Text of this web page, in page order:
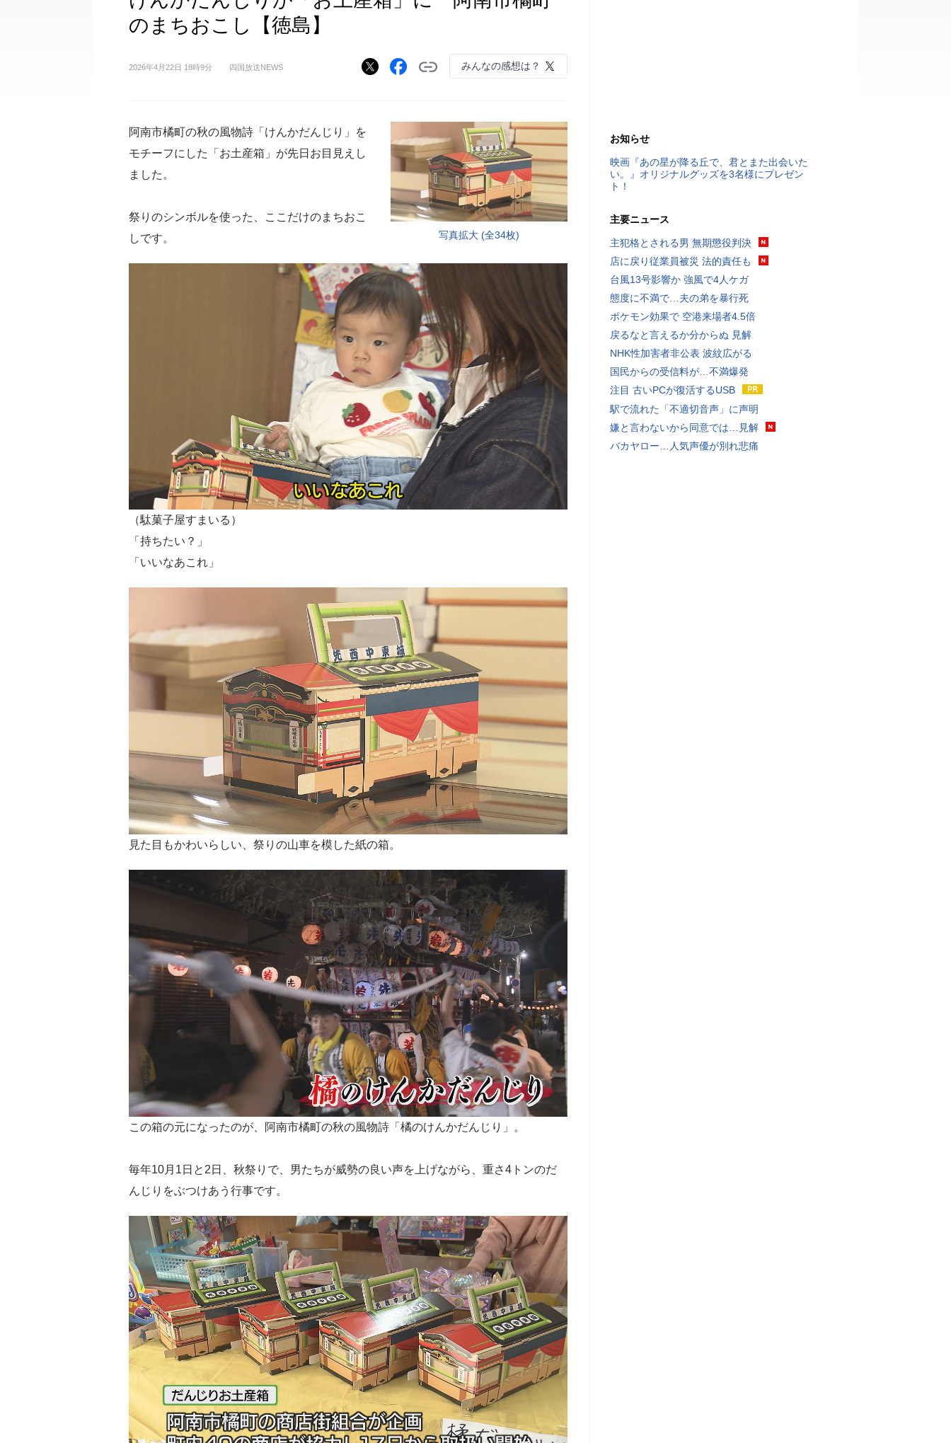
のまちおこし【徳島】
2026年4月22日 18時9分 四国放送NEWS みんなの感想は？
写真拡大 (全34枚)
阿南市橘町の秋の風物詩「けんかだんじり」を
モチーフにした「お土産箱」が先日お目見えし
ました。
祭りのシンボルを使った、ここだけのまちおこ
しです。
（駄菓子屋すまいる）
「持ちたい？」
「いいなあこれ」
見た目もかわいらしい、祭りの山車を模した紙の箱。
この箱の元になったのが、阿南市橘町の秋の風物詩「橘のけんかだんじり」。
毎年10月1日と2日、秋祭りで、男たちが威勢の良い声を上げながら、重さ4トンのだ
んじりをぶつけあう行事です。
お知らせ
映画『あの星が降る丘で、君とまた出会いた
い。』オリジナルグッズを3名様にプレゼン
ト！
主要ニュース
主犯格とされる男 無期懲役判決
店に戻り従業員被災 法的責任も
台風13号影響か 強風で4人ケガ
態度に不満で…夫の弟を暴行死
ポケモン効果で 空港来場者4.5倍
戻るなと言えるか分からぬ 見解
NHK性加害者非公表 波紋広がる
国民からの受信料が…不満爆発
注目 古いPCが復活するUSB
駅で流れた「不適切音声」に声明
嫌と言わないから同意では…見解
バカヤロー…人気声優が別れ悲痛